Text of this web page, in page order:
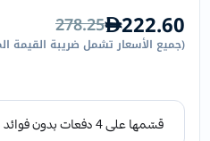
Humantara
carroten
Roche
222.60
278.25
(جميع الأسعار تشمل ضريبة القيمة